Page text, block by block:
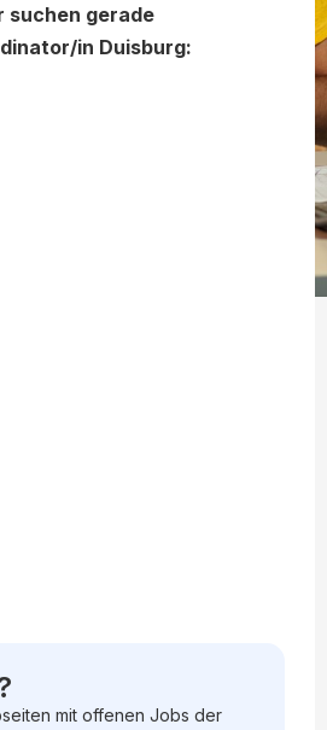
suchen gerade
in Duisburg:
mit offenen Jobs der